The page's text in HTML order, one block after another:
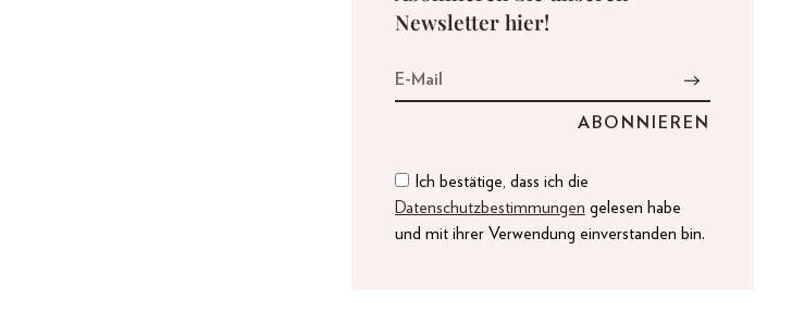
Newsletter hier!
Ich bestätige, dass ich die
Datenschutzbestimmungen gelesen habe
und mit ihrer Verwendung einverstanden bin.